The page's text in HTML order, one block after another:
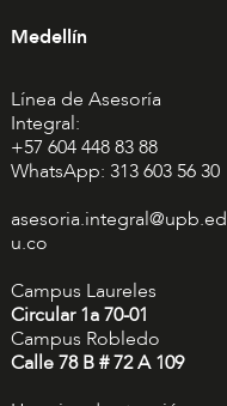
Medellín
Línea de Asesoría
Integral:
+57 604 448 83 88
WhatsApp: 313 603 56 30
asesoria.integral@upb.ed
u.co
Campus Laureles
Circular 1a 70-01
Campus Robledo
Calle 78 B # 72 A 109